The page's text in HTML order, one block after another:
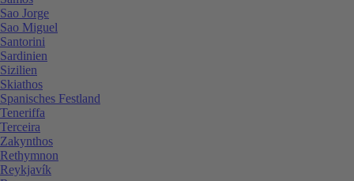
Sao Jorge
Sao Miguel
Santorini
Sardinien
Sizilien
Skiathos
Spanisches Festland
Teneriffa
Terceira
Zakynthos
Rethymnon
Reykjavík